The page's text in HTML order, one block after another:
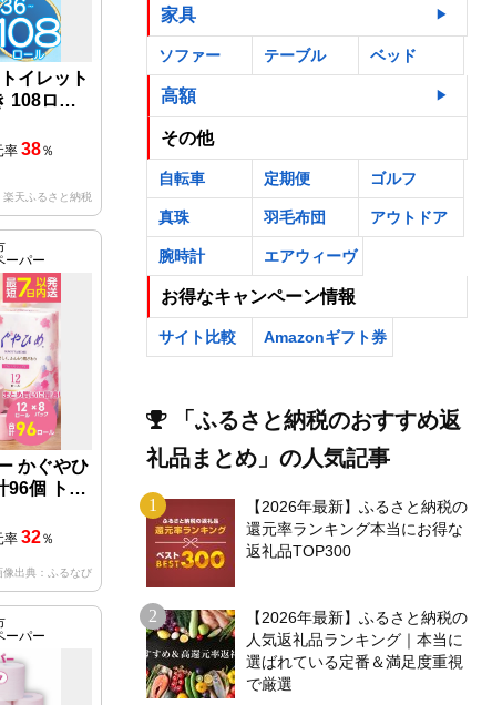
イレット
108ロー
新生活
イクル
ンキング
ングロ
率 38％
楽天ふるさと納税
ーパー
かぐやひ
96個 トイ
率 32％
像出典：ふるなび
ーパー
家具
ソファー テーブル ベッド
高額
その他
自転車 定期便 ゴルフ
真珠 羽毛布団 アウトドア
腕時計 エアウィーヴ
お得なキャンペーン情報
サイト比較 Amazonギフト券
「ふるさと納税のおすすめ返
礼品まとめ」の人気記事
【2026年最新】ふるさと納税の
還元率ランキング本当にお得な
返礼品TOP300
【2026年最新】ふるさと納税の
人気返礼品ランキング｜本当に
選ばれている定番＆満足度重視
で厳選